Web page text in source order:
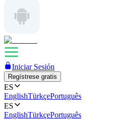
Iniciar Sesión
Regístrese gratis
ES
EnglishTürkçePortuguês
ES
EnglishTürkçePortuguês